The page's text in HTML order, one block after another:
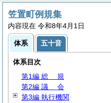
笠置町例規集
内容現在 令和8年4月1日
体系 五十音
体系目次
第1編 総 規
第2編 議 会
第3編 執行機関